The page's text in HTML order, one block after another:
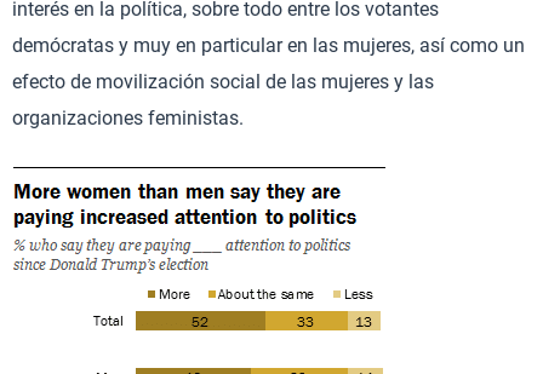
interés en la política, sobre todo entre los votantes
demócratas y muy en particular en las mujeres, así como un
efecto de movilización social de las mujeres y las
organizaciones feministas.